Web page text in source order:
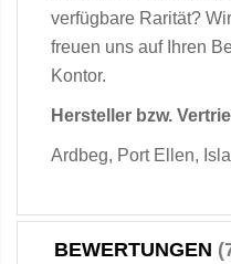
verfügbare Rarität?
freuen uns auf Ihren
Kontor.
Hersteller bzw.
Ardbeg, Port Ellen,
BEWERTUNGEN